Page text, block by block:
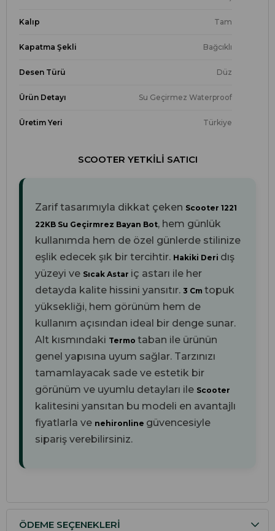
Kalıp Tam
Kapatma Şekli Bağcıklı
Desen Türü Düz
Ürün Detayı Su Geçirmez Waterproof
Üretim Yeri Türkiye
SCOOTER YETKILI SATICI
Zarif tasarımıyla dikkat çeken Scooter 1221
22KB Su Geçirmrez Bayan Bot, hem günlük
kullanımda hem de özel günlerde stilinize
eşlik edecek şık bir tercihtir. Hakiki Deri dış
yüzeyi ve Sıcak Astar iç astarı ile her
detayda kalite hissini yansıtır. 3 Cm topuk
yüksekliği, hem görünüm hem de
kullanım açısından ideal bir denge sunar.
Alt kısmındaki Termo taban ile ürünün
genel yapısına uyum sağlar. Tarzınızı
tamamlayacak sade ve estetik bir
görünüm ve uyumlu detayları ile Scooter
kalitesini yansıtan bu modeli en avantajlı
fiyatlarla ve nehironline güvencesiyle
sipariş verebilirsiniz.
ÖDEME SEÇENEKLERI